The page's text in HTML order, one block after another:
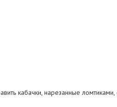
кабачки, нарезанные ломтиками,